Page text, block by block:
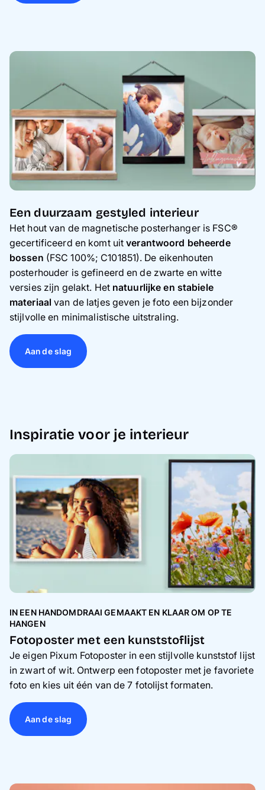
Een duurzaam gestyled interieur
Het hout van de magnetische posterhanger is FSC®
gecertificeerd en komt uitverantwoord beheerde
bossen (FSC 100%; C101851). De eikenhouten
posterhouder is gefineerd en de zwarte en witte
versies zijn gelakt. Hetnatuurlijke en stabiele
materiaal van de latjes geven je foto een bijzonder
stijlvolle en minimalistische uitstraling.
Aan de slag
Inspiratie voor je interieur
IN EEN HANDOMDRAAI GEMAAKT EN KLAAR OM OP TE
HANGEN
Fotoposter met een kunststoflijst
Je eigen Pixum Fotoposter in een stijlvolle kunststof lijst
in zwart of wit. Ontwerp een fotoposter met je favoriete
foto en kies uit één van de 7 fotolijst formaten.
Aan de slag